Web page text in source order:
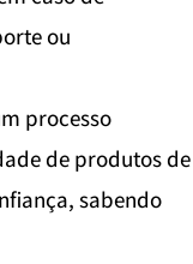
ou
processo
de produtos de
sabendo